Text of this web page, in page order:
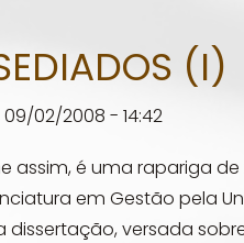
(I)
09/02/2008 - 14:42
assim, é uma rapariga
em Gestão pela
dissertação, versada